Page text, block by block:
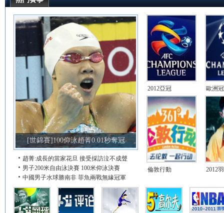
[世錦賽]100仰泳趙菁0.01秒奪冠
趙菁:成長的當家花旦 接受採訪泣不成聲
男子200米自由泳決賽 100米仰泳決賽
中國男子水球勝南非 菲魚兩戰無緣冠軍
2012亞冠 歐洲
倫敦行動 2012